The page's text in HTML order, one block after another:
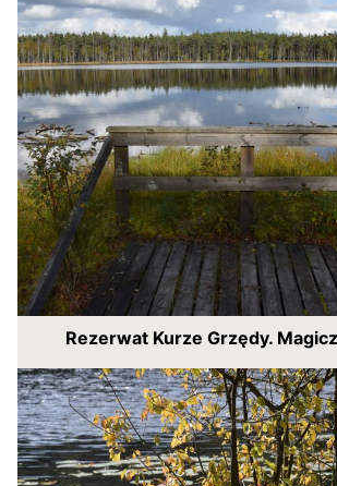
Rezerwat Kurze Grzędy.